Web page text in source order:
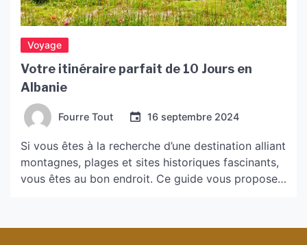
Voyage
Votre itinéraire parfait de 10 Jours en
Albanie
Fourre Tout 16 septembre 2024
Si vous êtes à la recherche d’une destination alliant
montagnes, plages et sites historiques fascinants,
vous êtes au bon endroit. Ce guide vous propose
l’Albanie ? L’Albanie est un petit pays des Balkans